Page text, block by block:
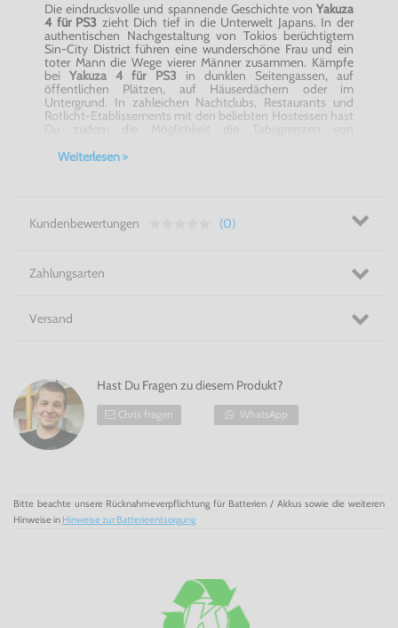
Die eindrucksvolle und spannende Geschichte von Yakuza
4 für PS3 zieht Dich tief in die Unterwelt Japans. In der
authentischen Nachgestaltung von Tokios berüchtigtem
Sin-City District führen eine wunderschöne Frau und ein
toter Mann die Wege vierer Männer zusammen. Kämpfe
beiYakuza 4 für PS3 in dunklen Seitengassen, auf
öffentlichen Plätzen, auf Häuserdächern oder im
Untergrund. In zahleichen Nachtclubs, Restaurants und
Rotlicht-Etablissements mit den beliebten Hostessen hast
Weiterlesen >
Kundenbewertungen (0)
Zahlungsarten
Versand
Hast Du Fragen zu diesem Produkt?
Chris fragen WhatsApp
Bitte beachte unsere Rücknahmeverpflichtung für Batterien / Akkus sowie die weiteren
Hinweise in Hinweise zur Batterieentsorgung